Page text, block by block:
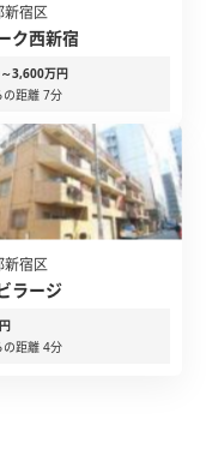
新宿区
ク西新宿
3,600万円
の距離 7分
新宿区
ラージ
の距離 4分